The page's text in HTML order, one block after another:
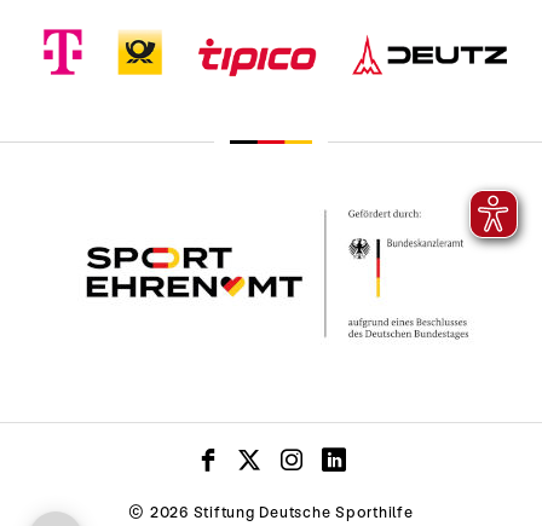
© 2026 Stiftung Deutsche Sporthilfe